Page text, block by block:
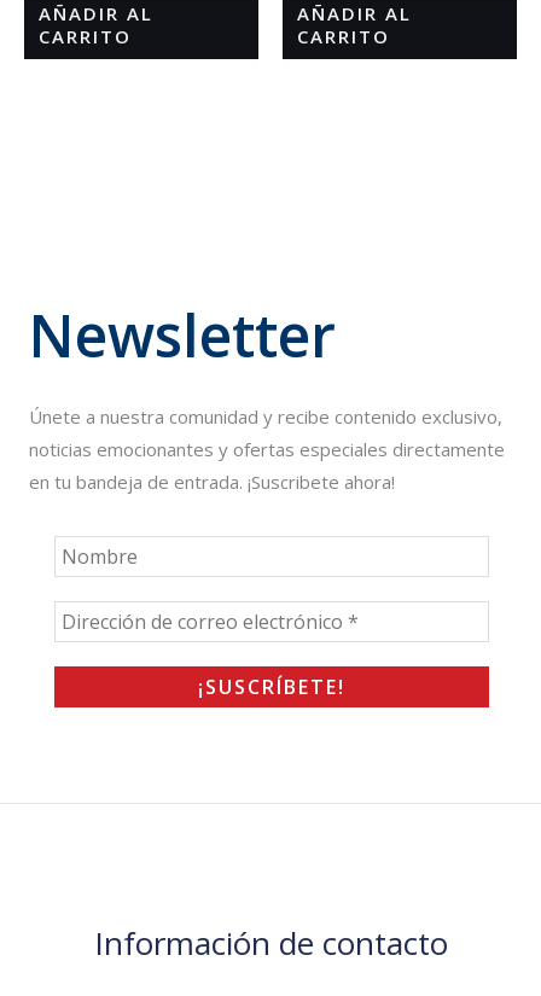
AÑADIR AL
CARRITO
AÑADIR AL
CARRITO
Newsletter
Únete a nuestra comunidad y recibe contenido exclusivo,
noticias emocionantes y ofertas especiales directamente
en tu bandeja de entrada. ¡Suscribete ahora!
Información de contacto